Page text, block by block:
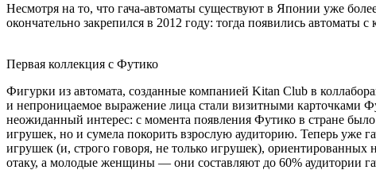
Несмотря на то, что гача-автоматы существуют в Японии уже
окончательно закрепился в 2012 году: тогда появились
Первая коллекция с Футико
Фигурки из автомата, созданные компанией Kitan Club в
и непроницаемое выражение лица стали визитными карточками
неожиданный интерес: с момента появления Футико в стране
игрушек, но и сумела покорить взрослую аудиторию. Теперь уже
игрушек (и, строго говоря, не только игрушек),
отаку, а молодые женщины — они составляют до 60% аудитории